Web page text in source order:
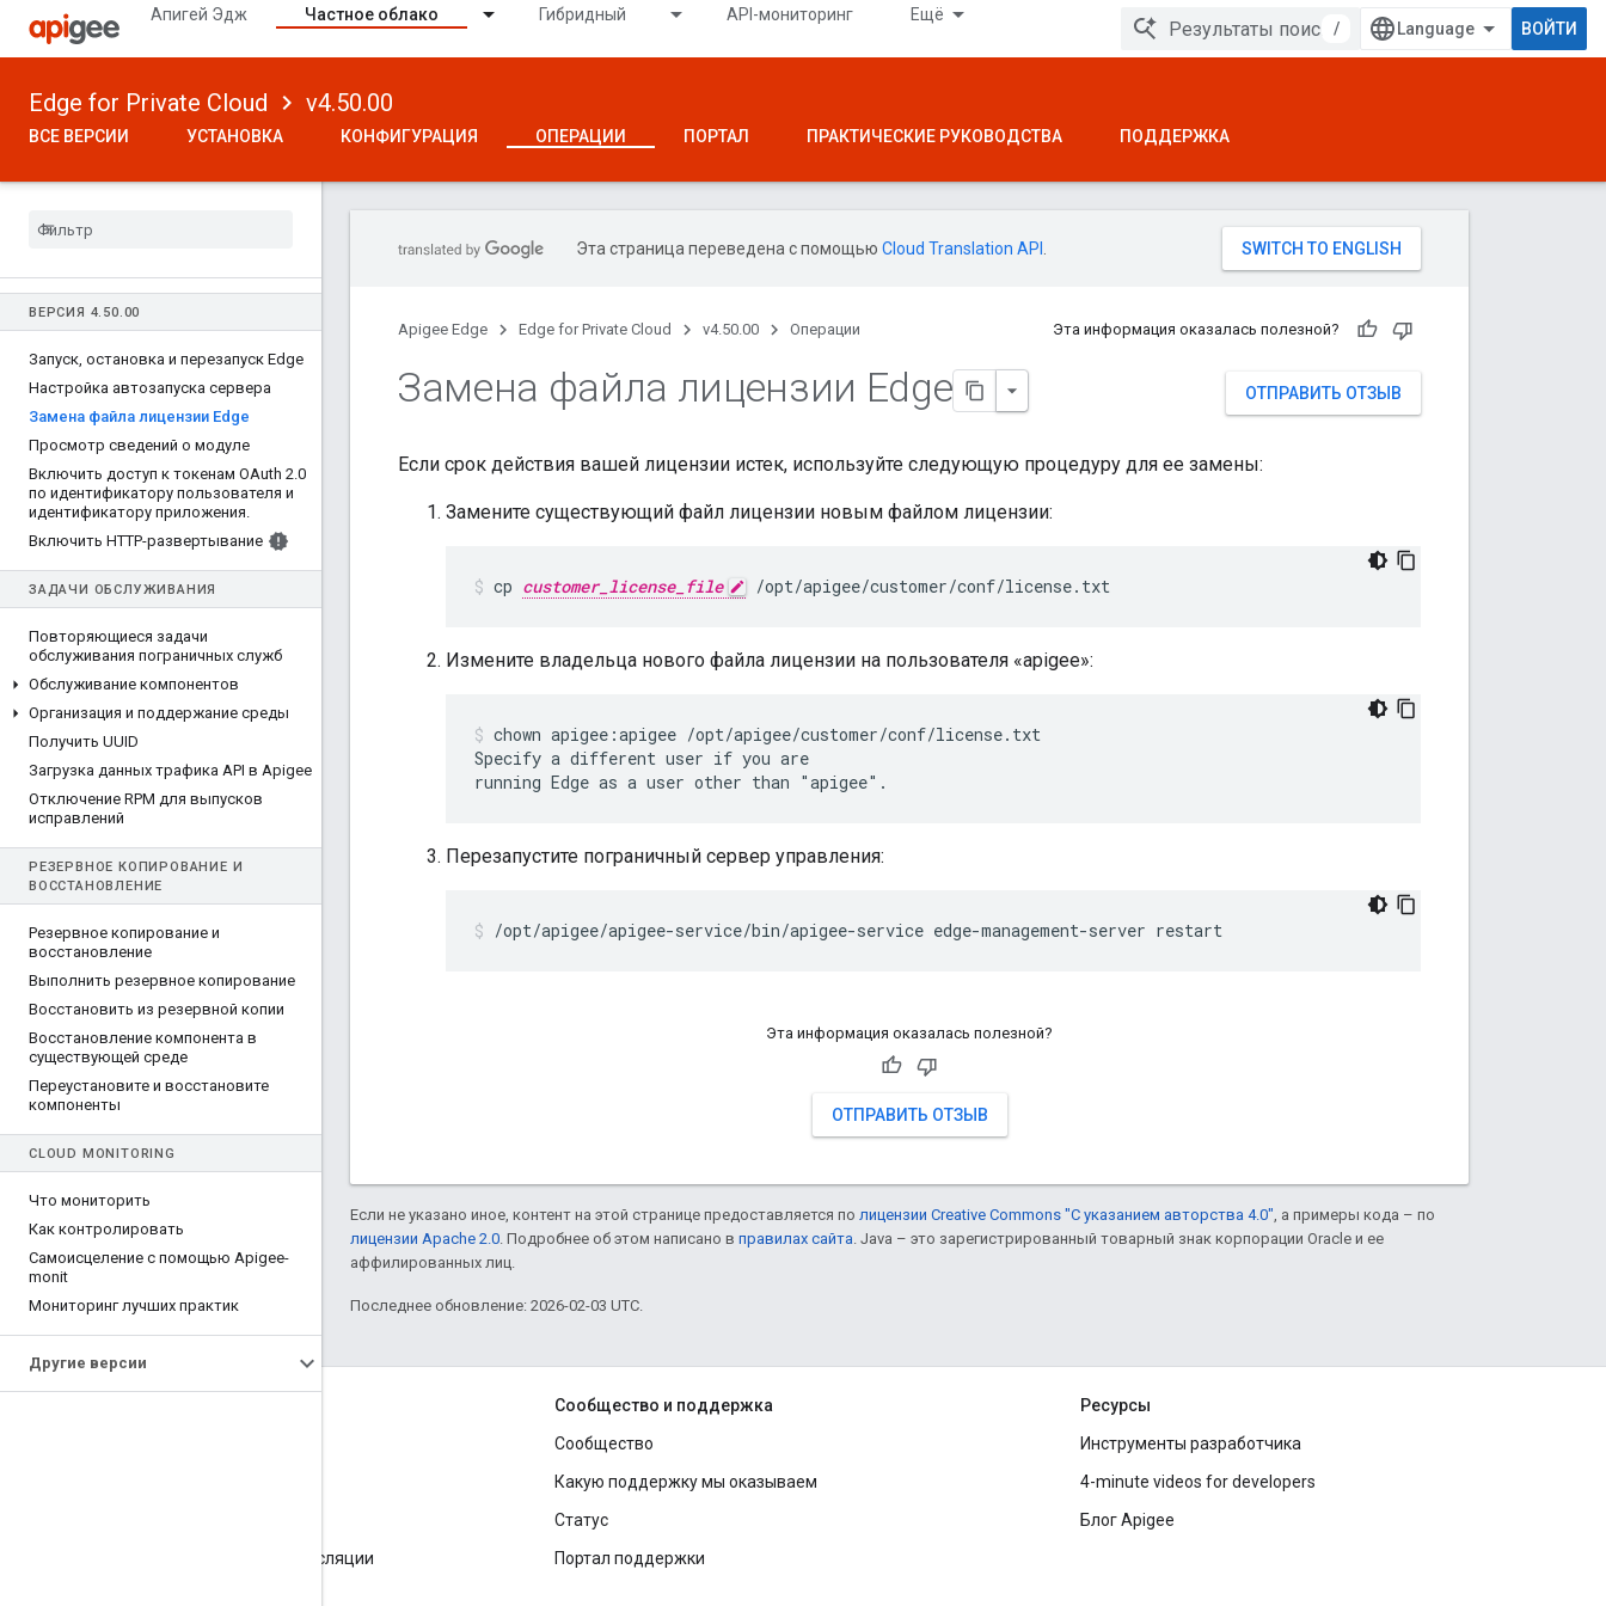
Апигей Эдж Частное облако Гибридный API-мониторинг Ещё
/ ВОЙТИ
Edge for Private Cloud v4.50.00
ВСЕ ВЕРСИИ УСТАНОВКА КОНФИГУРАЦИЯ ОПЕРАЦИИ ПОРТАЛ ПРАКТИЧЕСКИЕ РУКОВОДСТВА ПОДДЕРЖКА
ВЕРСИЯ 4. 50.00
Запуск, остановка и перезапуск Edge
Настройка автозапуска сервера
Замена файла лицензии Edge
Просмотр сведений о модуле
Включить доступ к токенам OAuth 2.0
по идентификатору пользователя и
идентификатору приложения.
Включить HTTP-развертывание
ЗАДАЧИ ОБСЛУЖИВАНИЯ
Повторяющиеся задачи
обслуживания пограничных служб
Обслуживание компонентов
Организация и поддержание среды
Получить UUID
Загрузка данных трафика API в Apigee
Отключение RPM для выпусков
исправлений
РЕЗЕРВНОЕ КОПИРОВАНИЕ И
ВОССТАНОВЛЕНИЕ
Резервное копирование и
восстановление
Выполнить резервное копирование
Восстановить из резервной копии
Восстановление компонента в
существующей среде
Переустановите и восстановите
компоненты
CLOUD MONITORING
Что мониторить
Как контролировать
Самоисцеление с помощью Apigee-
monit
Мониторинг лучших практик
Другие версии
Эта страница переведена с помощью Cloud Translation API
Apigee Edge Edge for Private Cloud v4.50.00 Операции Эта информация оказалась полезной?
ОТПРАВИТЬ ОТЗЫВ
Замена файла лицензии Edge
Если срок действия вашей лицензии истек, используйте следующую процедуру для ее замены:
Замените существующий файл лицензии новым файлом лицензии:
cp customer_license_file /opt/apigee/customer/conf/license.txt
Измените владельца нового файла лицензии на пользователя «apigee»:
chown apigee:apigee /opt/apigee/customer/conf/license.txt
Specify a different user if you are
running Edge as a user other than "apigee".
Перезапустите пограничный сервер управления:
/opt/apigee/apigee-service/bin/apigee-service edge-management-server restart
Эта информация оказалась полезной?
ОТПРАВИТЬ ОТЗЫВ
Если не указано иное, контент на этой странице предоставляется по лицензии Creative Commons "С указанием авторства 4.0", а примеры кода – по
лицензии Apache 2.0. Подробнее об этом написано в правилах сайта. Java – это зарегистрированный товарный знак корпорации Oracle и ее
аффилированных лиц.
Последнее обновление: 2026-02-03 UTC.
Электронные книги и интернет-трансляции
Сообщество и поддержка
Сообщество
Какую поддержку мы оказываем
Статус
Портал поддержки
Ресурсы
Инструменты разработчика
4-minute videos for developers
Блог Apigee